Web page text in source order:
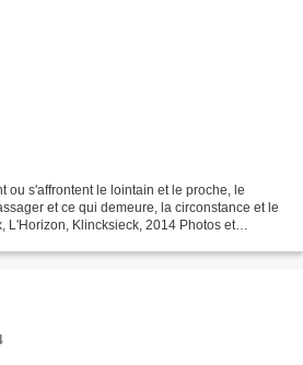
ou s'affrontent le lointain et le proche, le
et ce qui demeure, la circonstance et le
L'Horizon, Klincksieck, 2014 Photos et